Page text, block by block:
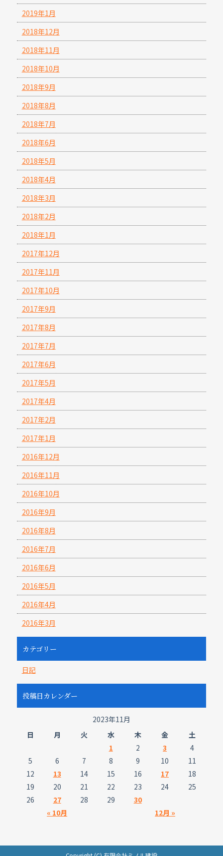
2019年1月
2018年12月
2018年11月
2018年10月
2018年9月
2018年8月
2018年7月
2018年6月
2018年5月
2018年4月
2018年3月
2018年2月
2018年1月
2017年12月
2017年11月
2017年10月
2017年9月
2017年8月
2017年7月
2017年6月
2017年5月
2017年4月
2017年2月
2017年1月
2016年12月
2016年11月
2016年10月
2016年9月
2016年8月
2016年7月
2016年6月
2016年5月
2016年4月
2016年3月
カテゴリー
日記
投稿日カレンダー
2023年11月
日
月 火 水 木 金 土
« 10月 12月 »
1 2 3
4
5
6 7 8 9 10
11
12
13 14 15 16 17
18
19
20 21 22 23 24
25
26
27 28 29 30